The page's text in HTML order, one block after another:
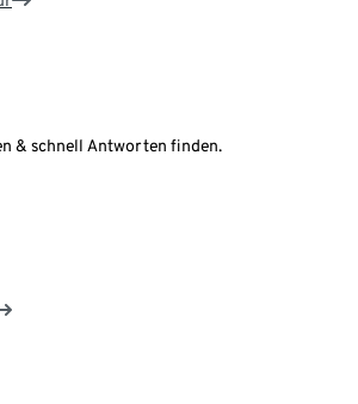
& schnell Antworten finden.